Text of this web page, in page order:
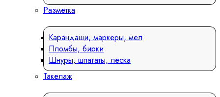
Разметка
Карандаши, маркеры, мел
Пломбы, бирки
Шнуры, шпагаты, леска
Такелаж